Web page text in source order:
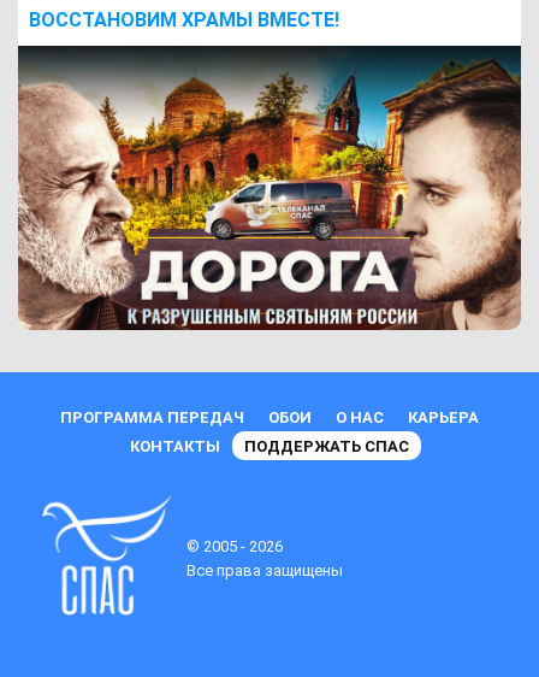
ВОCСТАНОВИМ ХРАМЫ ВМЕСТЕ!
ПРОГРАММА ПЕРЕДАЧ ОБОИ О НАС
КАРЬЕРА
КОНТАКТЫ
ПОДДЕРЖАТЬ СПАС
© 2005 - 2026
Все права защищены